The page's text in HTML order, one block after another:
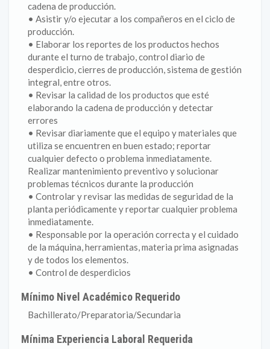
cadena de producción.
• Asistir y/o ejecutar a los compañeros en el ciclo de
producción.
• Elaborar los reportes de los productos hechos
durante el turno de trabajo, control diario de
desperdicio, cierres de producción, sistema de gestión
integral, entre otros.
• Revisar la calidad de los productos que esté
elaborando la cadena de producción y detectar
errores
• Revisar diariamente que el equipo y materiales que
utiliza se encuentren en buen estado; reportar
cualquier defecto o problema inmediatamente.
Realizar mantenimiento preventivo y solucionar
problemas técnicos durante la producción
• Controlar y revisar las medidas de seguridad de la
planta periódicamente y reportar cualquier problema
inmediatamente.
• Responsable por la operación correcta y el cuidado
de la máquina, herramientas, materia prima asignadas
y de todos los elementos.
• Control de desperdicios
Mínimo Nivel Académico Requerido
Bachillerato/Preparatoria/Secundaria
Mínima Experiencia Laboral Requerida